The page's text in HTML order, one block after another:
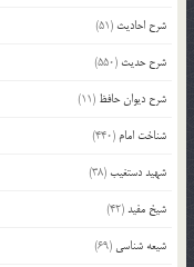
شرح احادیث (51)
شرح حدیث (550)
شرح دیوان حافظ (11)
شناخت امام (440)
شهید دستغیب(38)
شیخ مفید(42)
شیعه شناسی (69)